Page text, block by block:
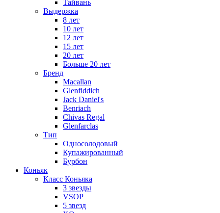
Тайвань
Выдержка
8 лет
10 лет
12 лет
15 лет
20 лет
Больше 20 лет
Бренд
Macallan
Glenfiddich
Jack Daniel's
Benriach
Chivas Regal
Glenfarclas
Тип
Односолодовый
Купажированный
Бурбон
Коньяк
Класс Коньяка
3 звезды
VSOP
5 звезд